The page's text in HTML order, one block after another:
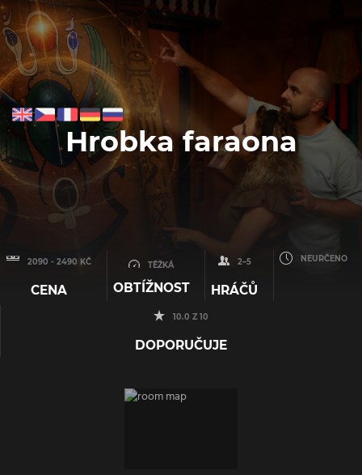
Hrobka faraona
2090 - 2490 KČ
CENA
TĚŽKÁ
OBTÍŽNOST
2–5
HRÁČŮ
NEURČENO
10.0 Z 10
DOPORUČUJE